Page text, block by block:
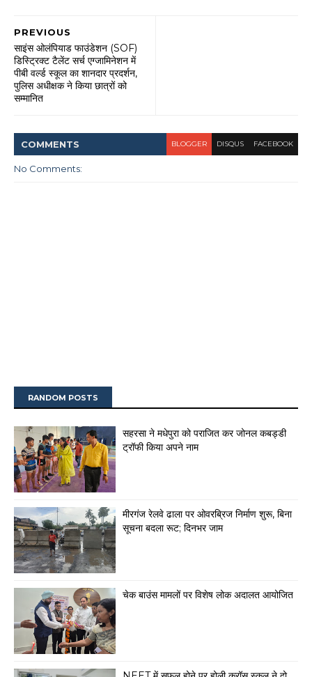
PREVIOUS
साइंस ओलंपियाड फाउंडेशन (SOF)
डिस्ट्रिक्ट टैलेंट सर्च एग्जामिनेशन में
पीबी वर्ल्ड स्कूल का शानदार प्रदर्शन,
पुलिस अधीक्षक ने किया छात्रों को
सम्मानित
COMMENTS BLOGGER DISQUS FACEBOOK
No Comments:
RANDOM POSTS
सहरसा ने मधेपुरा को पराजित कर जोनल कबड्डी
ट्रॉफी किया अपने नाम
मीरगंज रेलवे ढाला पर ओवरब्रिज निर्माण शुरू, बिना
सूचना बदला रूट; दिनभर जाम
चेक बाउंस मामलों पर विशेष लोक अदालत आयोजित